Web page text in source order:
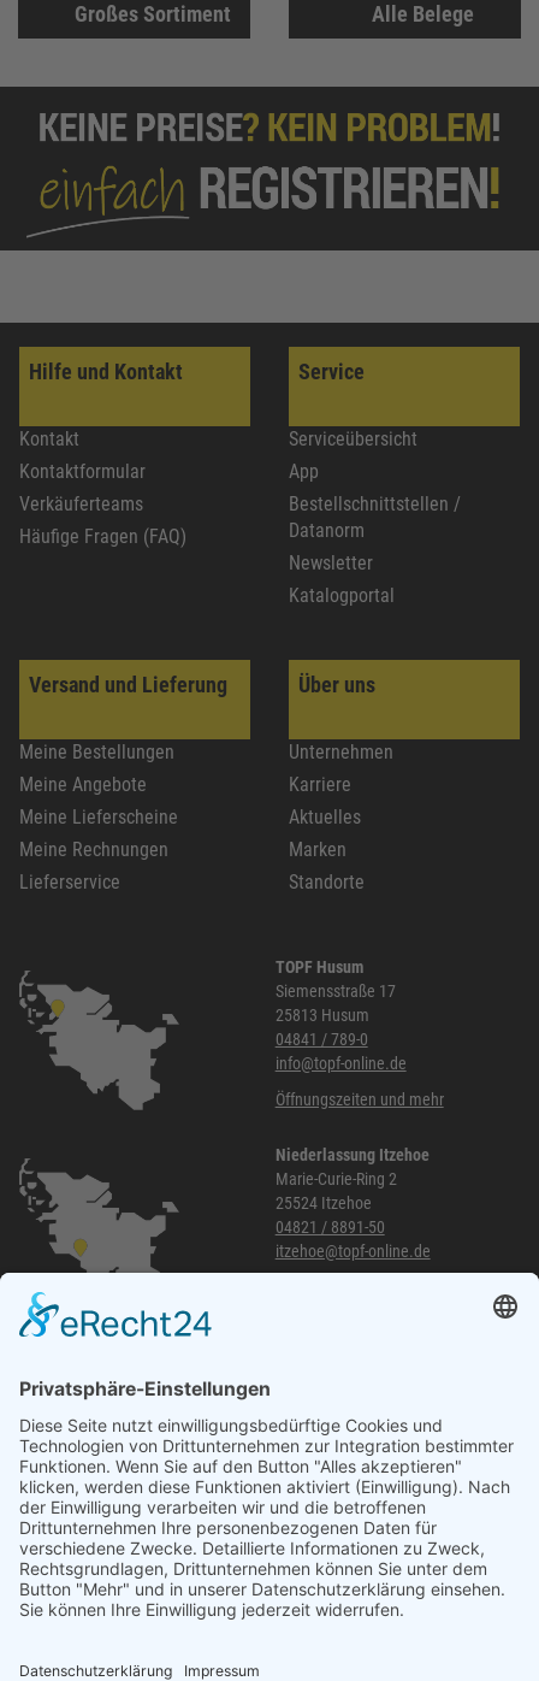
Großes Sortiment Alle Belege
Hilfe und Kontakt
Kontakt
Kontaktformular
Verkäuferteams
Häufige Fragen (FAQ)
Service
Serviceübersicht
App
Bestellschnittstellen /
Datanorm
Newsletter
Katalogportal
Versand und Lieferung
Meine Bestellungen
Meine Angebote
Meine Lieferscheine
Meine Rechnungen
Lieferservice
Über uns
Unternehmen
Karriere
Aktuelles
Marken
Standorte
TOPF Husum
Siemensstraße 17
25813 Husum
04841 / 789-0
info@topf-online.de
Öffnungszeiten und mehr
Niederlassung Itzehoe
Marie-Curie-Ring 2
25524 Itzehoe
04821 / 8891-50
itzehoe@topf-online.de
040 / 21 04 04 04-04
glinde@topf-online.de
Öffnungszeiten und mehr